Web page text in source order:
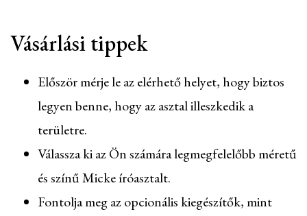
Vásárlási tippek
Először mérje le az elérhető helyet, hogy biztos
legyen benne, hogy az asztal illeszkedik a
területre.
Válassza ki az Ön számára legmegfelelőbb méretű
és színű Micke íróasztalt.
Fontolja meg az opcionális kiegészítők, mint